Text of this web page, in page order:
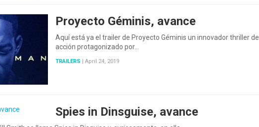
Proyecto Géminis, avance
Aquí está ya el trailer de Proyecto Géminis un innovador thriller de
acción protagonizado por…
TRAILERS | April 24, 2019
Spies in Dinsguise, avance